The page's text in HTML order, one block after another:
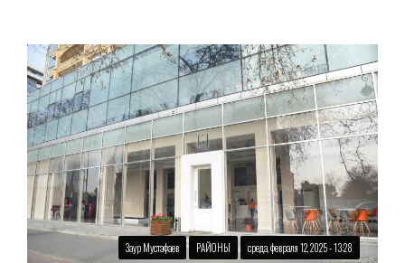
Заур Мустафаев РАЙОНЫ среда, февраля 12, 2025 - 13:28